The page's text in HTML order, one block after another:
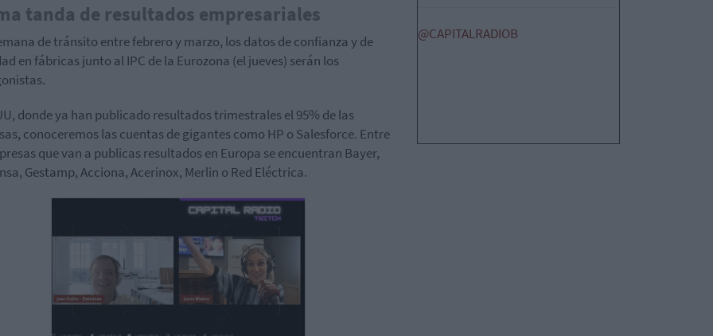
tanda de resultados empresariales
de tránsito entre febrero y marzo, los datos de confianza y de
en fábricas junto al IPC de la Eurozona (el jueves) serán los
donde ya han publicado resultados trimestrales el 95% de las
conoceremos las cuentas de gigantes como HP o Salesforce. Entre
que van a publicas resultados en Europa se encuentran Bayer,
Gestamp, Acciona,Acerinox, Merlin o Red Eléctrica.
@CAPITALRADIOB